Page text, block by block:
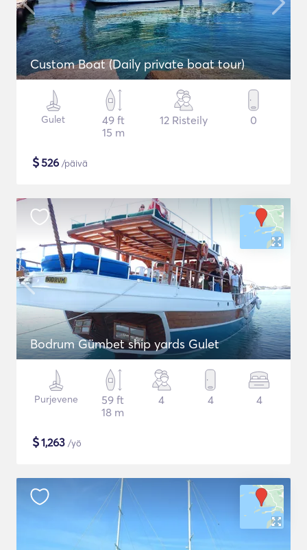
Custom Boat (Daily private boat tour)
Gulet
49 ft
15 m
12 Risteily 0
$526 /päivä
Bodrum Gümbet ship yards Gulet
Purjevene
59 ft
18 m
4 4 4
$1,263 /yö